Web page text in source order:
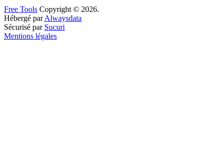
Free Tools Copyright © 2026.
Hébergé parAlwaysdata
Sécurisé par Sucuri
Mentions légales